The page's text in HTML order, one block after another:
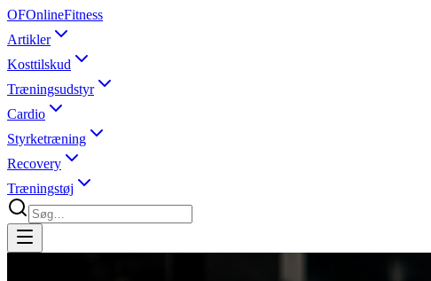
OFOnlineFitness
Artikler
Kosttilskud
Træningsudstyr
Cardio
Styrketræning
Recovery
Træningstøj